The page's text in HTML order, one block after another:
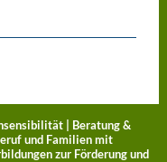
| Beratung &
und Familien mit
zur Förderung und